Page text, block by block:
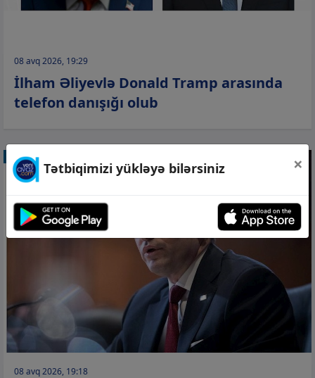
08 avq 2026, 19:29
İlham Əliyevlə Donald Tramp arasında
telefon danışığı olub
GÜNDƏM
08 avq 2026, 19:18
Tətbiqimizi yükləyə bilərsiniz ×